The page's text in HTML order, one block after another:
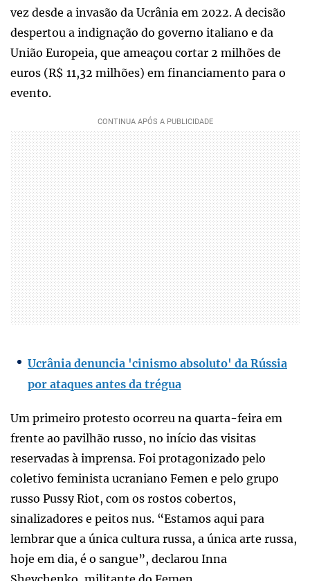
vez desde a invasão da Ucrânia em 2022. A decisão
despertou a indignação do governo italiano e da
União Europeia, que ameaçou cortar 2 milhões de
euros (R$ 11,32 milhões) em financiamento para o
evento.
Ucrânia denuncia 'cinismo absoluto' da Rússia
por ataques antes da trégua
Um primeiro protesto ocorreu na quarta-feira em
frente ao pavilhão russo, no início das visitas
reservadas à imprensa. Foi protagonizado pelo
coletivo feminista ucraniano Femen e pelo grupo
russo Pussy Riot, com os rostos cobertos,
sinalizadores e peitos nus. “Estamos aqui para
lembrar que a única cultura russa, a única arte russa,
hoje em dia, é o sangue”, declarou Inna